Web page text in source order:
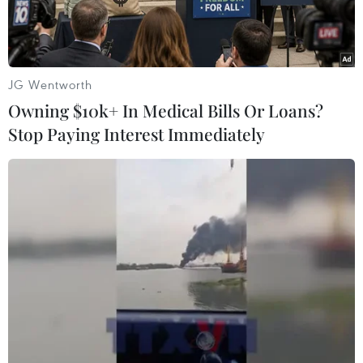
Quốc.
Chủ tịch Quốc hội Hàn Quốc Park Byeong-seug. (Nguồn:
Yonhap)
Ngày 25/1, Văn phòng Chủ tịch Quốc hội Hàn
Quốc cho biết Chủ tịch Quốc hội Park Byeong-
JG Wentworth
Owning $10k+ In Medical Bills Or Loans?
Stop Paying Interest Immediately